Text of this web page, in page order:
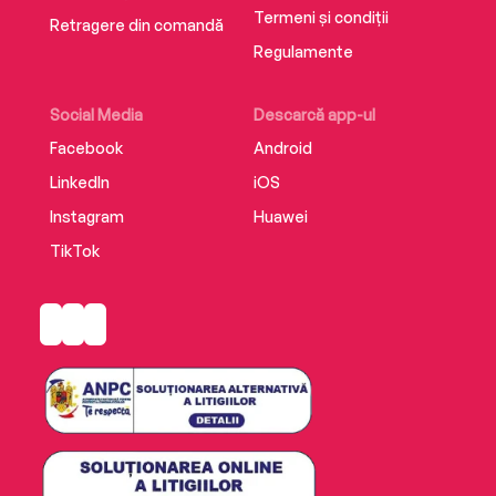
Retragere din comandă
Social Media
Facebook
LinkedIn
Instagram
TikTok
Descarcă app-ul
Android
iOS
Huawei
Termeni și condiții
Regulamente